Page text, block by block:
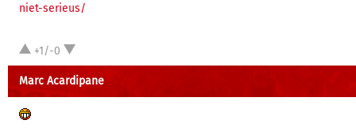
niet-serieus/
+1/-0
Marc Acardipane